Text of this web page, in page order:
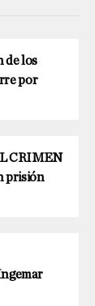
de los
por
CRIMEN
prisión